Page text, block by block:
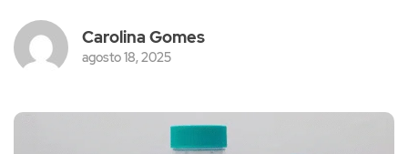
Carolina Gomes
agosto 18, 2025